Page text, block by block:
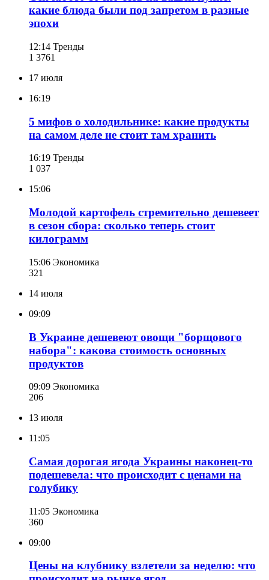
какие блюда были под запретом в разные
эпохи
12:14 Тренды
1 3761
17 июля
16:19
5 мифов о холодильнике: какие продукты
на самом деле не стоит там хранить
16:19 Тренды
1 037
15:06
Молодой картофель стремительно дешевеет
в сезон сбора: сколько теперь стоит
килограмм
15:06 Экономика
321
14 июля
09:09
В Украине дешевеют овощи "борщового
набора": какова стоимость основных
продуктов
09:09 Экономика
206
13 июля
11:05
Самая дорогая ягода Украины наконец-то
подешевела: что происходит с ценами на
голубику
11:05 Экономика
360
09:00
Цены на клубнику взлетели за неделю: что